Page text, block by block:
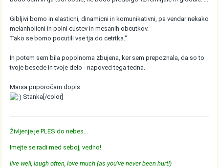
Gibljivi bomo in elasticni, dinamicni in komunikativni, pa vendar nekako
melanholicni in polni custev in mesanih obcutkov.
Tako se bomo pocutili vse tja do cetrtka."
In potem sem bila popolnoma zbujena, ker sem prepoznala, da so to
tvoje besede in tvoje delo - napoved tega tedna.
Marsa priporočam dopis
Stanka[/color]
Življenje je PLES do nebes...
Imejte se radi med seboj, vedno!
live well, laugh often, love much (as you've never been hurt!)